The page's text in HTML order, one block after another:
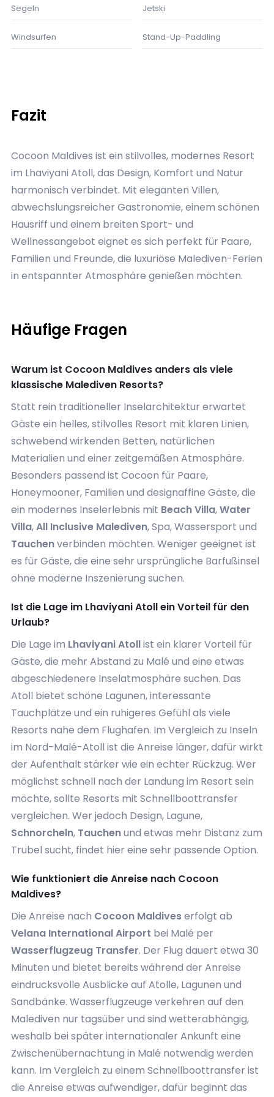
Lounge am Flughafen.
Segeln Jetski
Windsurfen Stand-Up-Paddling
Fazit
Cocoon Maldives ist ein stilvolles, modernes Resort
im Lhaviyani Atoll, das Design, Komfort und Natur
harmonisch verbindet. Mit eleganten Villen,
abwechslungsreicher Gastronomie, einem schönen
Hausriff und einem breiten Sport- und
Wellnessangebot eignet es sich perfekt für Paare,
Familien und Freunde, die luxuriöse Malediven-Ferien
in entspannter Atmosphäre genießen möchten.
Häufige Fragen
Warum ist Cocoon Maldives anders als viele
klassische Malediven Resorts?
Statt rein traditioneller Inselarchitektur erwartet
Gäste ein helles, stilvolles Resort mit klaren Linien,
schwebend wirkenden Betten, natürlichen
Materialien und einer zeitgemäßen Atmosphäre.
Besonders passend ist Cocoon für Paare,
Honeymooner, Familien und designaffine Gäste, die
ein modernes Inselerlebnis mit Beach Villa,Water
Villa,All Inclusive Malediven, Spa, Wassersport und
Tauchenverbinden möchten. Weniger geeignet ist
es für Gäste, die eine sehr ursprüngliche Barfußinsel
ohne moderne Inszenierung suchen.
Ist die Lage im Lhaviyani Atoll ein Vorteil für den
Urlaub?
Die Lage im Lhaviyani Atollist ein klarer Vorteil für
Gäste, die mehr Abstand zu Malé und eine etwas
abgeschiedenere Inselatmosphäre suchen. Das
Atoll bietet schöne Lagunen, interessante
Tauchplätze und ein ruhigeres Gefühl als viele
Resorts nahe dem Flughafen. Im Vergleich zu Inseln
im Nord-Malé-Atoll ist die Anreise länger, dafür wirkt
der Aufenthalt stärker wie ein echter Rückzug. Wer
möglichst schnell nach der Landung im Resort sein
möchte, sollte Resorts mit Schnellboottransfer
vergleichen. Wer jedoch Design, Lagune,
Schnorcheln, Tauchenund etwas mehr Distanz zum
Trubel sucht, findet hier eine sehr passende Option.
Wie funktioniert die Anreise nach Cocoon
Maldives?
Die Anreise nach Cocoon Maldiveserfolgt ab
Velana International Airport bei Malé per
Wasserflugzeug Transfer. Der Flug dauert etwa 30
Minuten und bietet bereits während der Anreise
eindrucksvolle Ausblicke auf Atolle, Lagunen und
Sandbänke. Wasserflugzeuge verkehren auf den
Malediven nur tagsüber und sind wetterabhängig,
weshalb bei später internationaler Ankunft eine
Zwischenübernachtung in Malé notwendig werden
kann. Im Vergleich zu einem Schnellboottransfer ist
die Anreise etwas aufwendiger, dafür beginnt das